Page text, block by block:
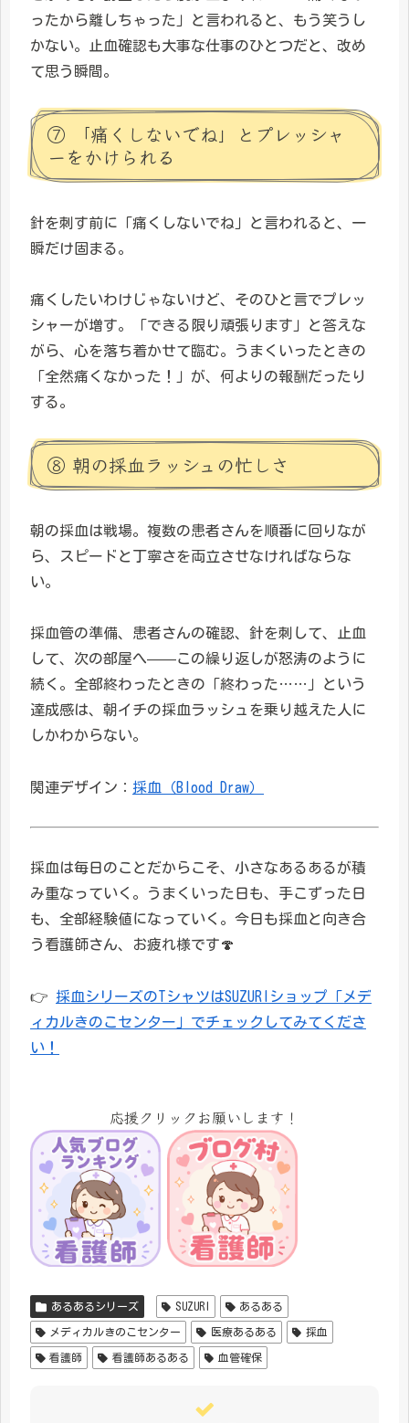
ったから離しちゃった」と言われると、もう笑うし
かない。止血確認も大事な仕事のひとつだと、改め
て思う瞬間。
⑦ 「痛くしないでね」とプレッシャ
ーをかけられる
針を刺す前に「痛くしないでね」と言われると、一
瞬だけ固まる。
痛くしたいわけじゃないけど、そのひと言でプレッ
シャーが増す。「できる限り頑張ります」と答えな
がら、心を落ち着かせて臨む。うまくいったときの
「全然痛くなかった！」が、何よりの報酬だったり
する。
⑧ 朝の採血ラッシュの忙しさ
朝の採血は戦場。複数の患者さんを順番に回りなが
ら、スピードと丁寧さを両立させなければならな
い。
採血管の準備、患者さんの確認、針を刺して、止血
して、次の部屋へ——この繰り返しが怒涛のように
続く。全部終わったときの「終わった……」という
達成感は、朝イチの採血ラッシュを乗り越えた人に
しかわからない。
関連デザイン： 採血（Blood Draw）
採血は毎日のことだからこそ、小さなあるあるが積
み重なっていく。うまくいった日も、手こずった日
も、全部経験値になっていく。今日も採血と向き合
う看護師さん、お疲れ様です🍄
👉 採血シリーズのTシャツはSUZURIショップ「メデ
ィカルきのこセンター」でチェックしてみてくださ
い！
応援クリックお願いします！
あるあるシリーズ SUZURI あるある
メディカルきのこセンター 医療あるある 採血
看護師 看護師あるある 血管確保